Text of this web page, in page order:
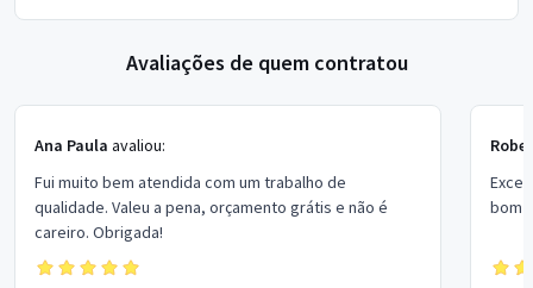
Avaliações de quem contratou
Ana Paula avaliou:
Fui muito bem atendida com um trabalho de
qualidade. Valeu a pena, orçamento grátis e não é
careiro. Obrigada!
bom